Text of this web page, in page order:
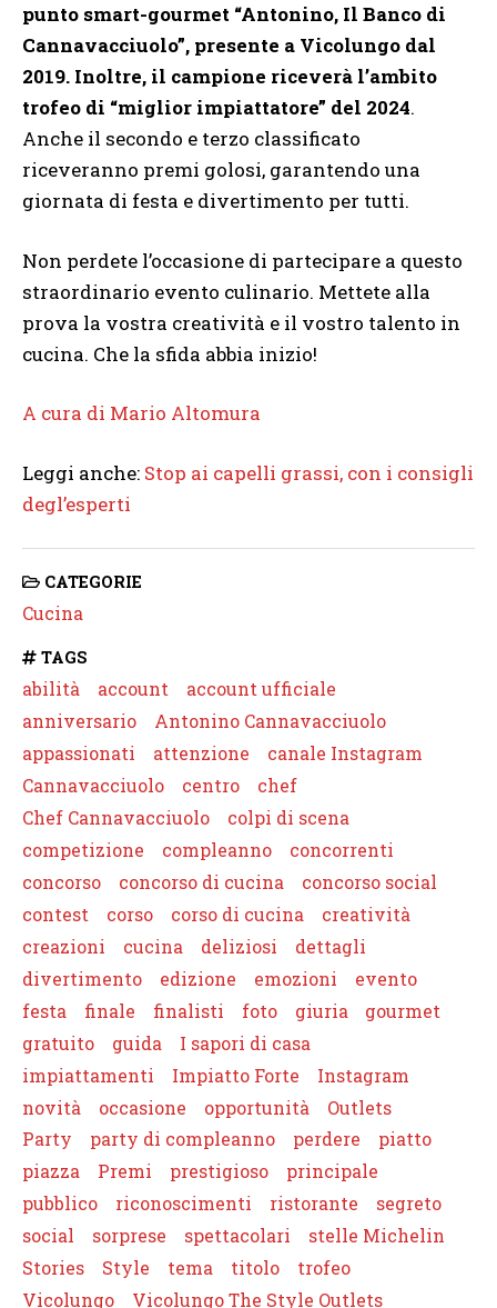
punto smart-gourmet “Antonino, Il Banco di
Cannavacciuolo”, presente a Vicolungo dal
2019. Inoltre, il campione riceverà l’ambito
trofeo di “miglior impiattatore” del 2024.
Anche il secondo e terzo classificato
riceveranno premi golosi, garantendo una
giornata di festa e divertimento per tutti.
Non perdete l’occasione di partecipare a questo
straordinario evento culinario. Mettete alla
prova la vostra creatività e il vostro talento in
cucina. Che la sfida abbia inizio!
A cura di Mario Altomura
Leggi anche: Stop ai capelli grassi, con i consigli
degl’esperti
CATEGORIE
Cucina
TAGS
abilità account
account ufficiale
anniversario
Antonino Cannavacciuolo
appassionati
attenzione
canale Instagram
Cannavacciuolo
centro
chef
Chef Cannavacciuolo
colpi di scena
competizione
compleanno
concorrenti
concorso
concorso di cucina
concorso social
contest
corso corso di cucina
creatività
creazioni
cucina deliziosi
dettagli
divertimento
edizione emozioni
evento
festa
finale finalisti foto giuria
gourmet
gratuito
guida
I sapori di casa
impiattamenti
Impiatto Forte
Instagram
novità
occasione opportunità
Outlets
Party
party di compleanno perdere
piatto
piazza
Premi prestigioso
principale
pubblico
riconoscimenti ristorante
segreto
social
sorprese spettacolari
stelle Michelin
Stories
Style tema titolo
trofeo
Vicolungo
Vicolungo The Style Outlets